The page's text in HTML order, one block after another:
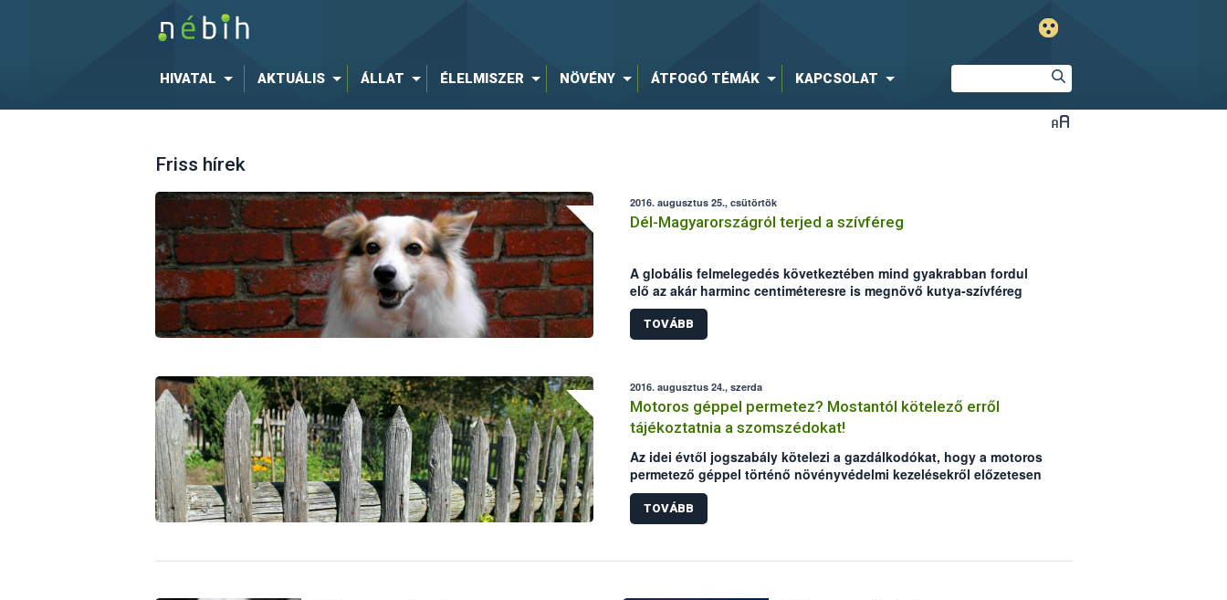
HIVATAL AKTUÁLIS ÁLLAT ÉLELMISZER NÖVÉNY ÁTFOGÓ TÉMÁK KAPCSOLAT
Friss hírek
2016. augusztus 25., csütörtök
Dél-Magyarországról terjed a szívféreg
A globális felmelegedés következtében mind gyakrabban fordul
elő az akár harminc centiméteresre is megnövő kutya-szívféreg
Magyarországon. A NÉBIH Állategészségügyi és Diagnosztikai
Igazgatóságának telephelyein 15 év laborvizsgálati eredményeit
összesítették: magas átlaghőmérséklete miatt az Alföld a
TOVÁBB
2016. augusztus 24., szerda
Motoros géppel permetez? Mostantól kötelező erről
tájékoztatnia a szomszédokat!
Az idei évtől jogszabály kötelezi a gazdálkodókat, hogy a motoros
permetező géppel történő növényvédelmi kezelésekről előzetesen
tájékoztatniuk kell a szomszédos ingatlanon tartózkodókat. Az
előírás a motoros háti permetezőt használó kiskert tulajdonosokat
is érinti. A tájékoztatás módjáról a gazdálkodó dönt, elmulasztása
TOVÁBB